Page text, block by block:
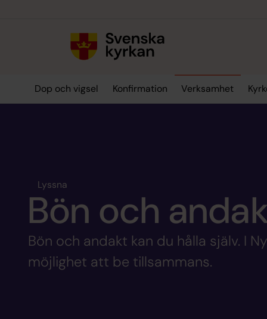
Dop och vigsel Konfirmation Verksamhet
Lyssna
Bön och
Bön och andakt kan du hålla själv. I
möjlighet att be tillsammans.